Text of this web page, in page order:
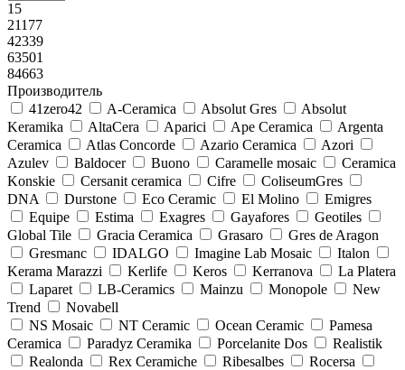
15
21177
42339
63501
84663
Производитель
41zero42
A-Ceramica Absolut Gres
Absolut
Keramika
AltaCera Aparici Ape Ceramica
Argenta
Ceramica
Atlas Concorde Azario Ceramica
Azori
Azulev
Baldocer Buono Caramelle mosaic
Ceramica
Konskie
Cersanit ceramica Cifre
ColiseumGres
DNA
Durstone Eco Ceramic El Molino
Emigres
Equipe
Estima Exagres Gayafores
Geotiles
Global Tile
Gracia Ceramica Grasaro
Gres de Aragon
Gresmanc
IDALGO Imagine Lab Mosaic
Italon
Kerama Marazzi
Kerlife Keros Kerranova
La Platera
Laparet
LB-Ceramics Mainzu Monopole
New
Trend
Novabell
NS Mosaic
NT Ceramic Ocean Ceramic
Pamesa
Ceramica
Paradyz Сeramika Porcelanite Dos
Realistik
Realonda
Rex Ceramiche Ribesalbes
Rocersa